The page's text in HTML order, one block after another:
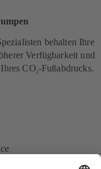
behalten Ihre
Verfügbarkeit und
CO2-Fußabdrucks.